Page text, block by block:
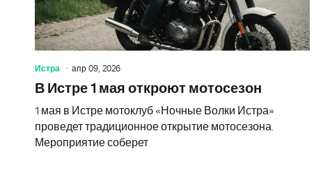
Истра апр 09, 2026
В Истре 1 мая откроют мотосезон
1 мая в Истре мотоклуб «Ночные Волки Истра»
проведет традиционное открытие мотосезона.
Мероприятие соберет